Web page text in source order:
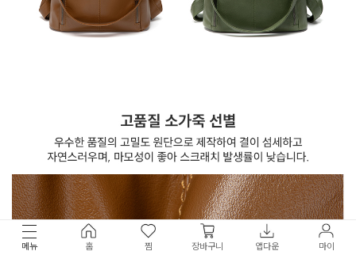
메뉴 홈 찜 장바구니 앱다운 마이